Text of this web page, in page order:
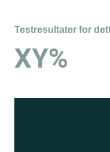
Testresultater for
XY%